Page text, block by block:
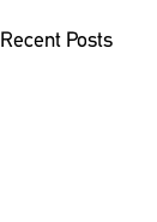
Recent Posts